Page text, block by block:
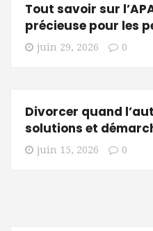
Tout savoir sur
précieuse pour les
juin 29, 2026 0
Divorcer quand
solutions et
juin 15, 2026 0